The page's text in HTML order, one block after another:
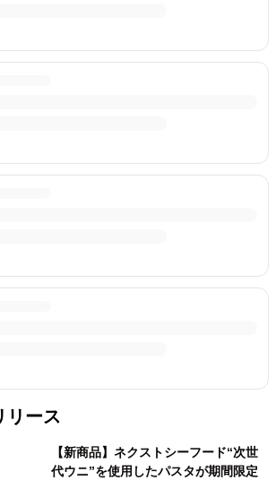
リース
【新商品】ネクストシーフード“次世
代ウニ”を使用したパスタが期間限定